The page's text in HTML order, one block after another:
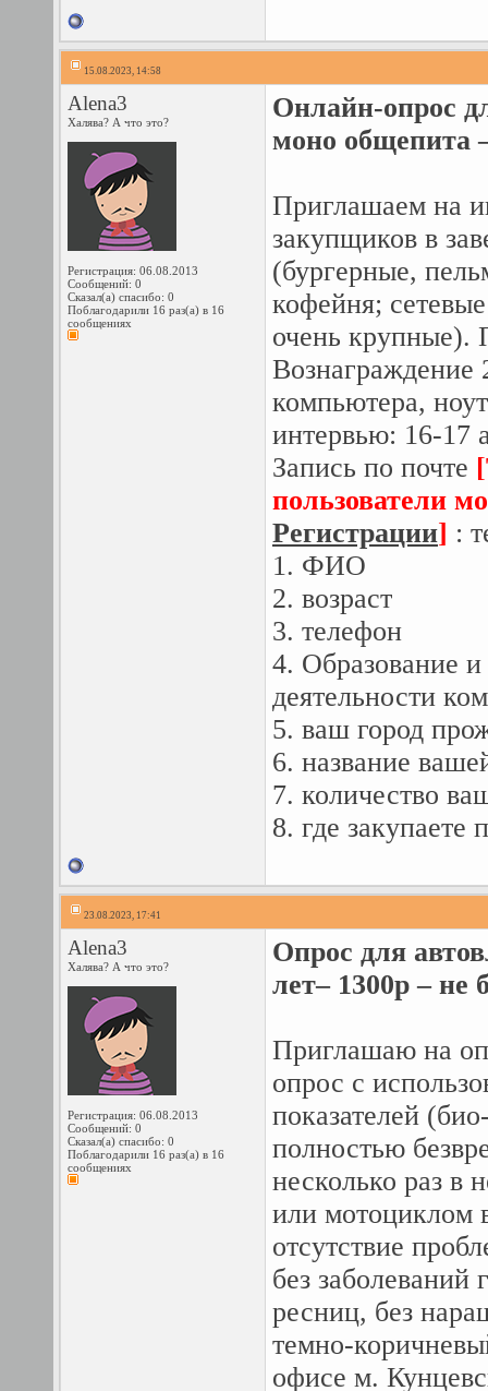
15.08.2023, 14:58
Alena3
Халява? А что это?
Регистрация: 06.08.2013
Сообщений: 0
Сказал(а) спасибо: 0
Поблагодарили 16 раз(а) в 16
сообщениях
Онлайн-опрос
моно общепита
Приглашаем на
закупщиков в
(бургерные,
кофейня;
очень крупные).
Вознаграждение
компьютера,
интервью: 16-17
Запись по почте
пользователи
Регистрации] :
1. ФИО
2. возраст
3. телефон
4. Образование
деятельности
5. ваш город
6. название
7. количество
8. где закупаете
23.08.2023, 17:41
Alena3
Халява? А что это?
Регистрация: 06.08.2013
Сообщений: 0
Сказал(а) спасибо: 0
Поблагодарили 16 раз(а) в 16
сообщениях
Опрос для
лет– 1300р – не
Приглашаю на
опрос с
показателей
полностью
несколько раз в
или мотоциклом
отсутствие
без
ресниц, без
темно-
офисе м.